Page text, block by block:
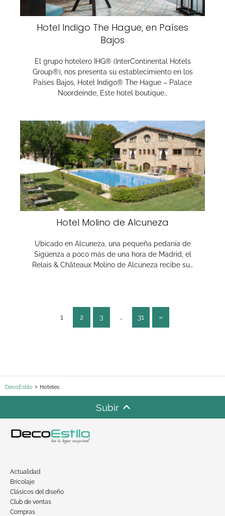
Hotel Indigo The Hague, en Países
Bajos
El grupo hotelero IHG® (InterContinental Hotels
Group®), nos presenta su establecimiento en los
Países Bajos, Hotel Indigo® The Hague – Palace
Noordeinde, Este hotel boutique…
Hotel Molino de Alcuneza
Ubicado en Alcuneza, una pequeña pedanía de
Sigüenza a poco más de una hora de Madrid, el
Relais & Châteaux Molino de Alcuneza recibe su…
1 2 3 … 31 »
DecoEstilo Hoteles
Subir
Actualidad
Bricolaje
Clásicos del diseño
Club de ventas
Compras